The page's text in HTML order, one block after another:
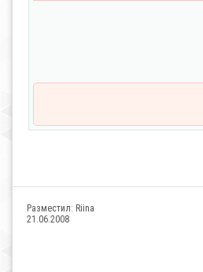
Разместил: Riina
21.06.2008